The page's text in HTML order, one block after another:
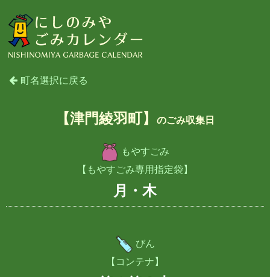
町名選択に戻る
【津門綾羽町】 のごみ収集日
もやすごみ
【もやすごみ専用指定袋】
月・木
びん
【コンテナ】